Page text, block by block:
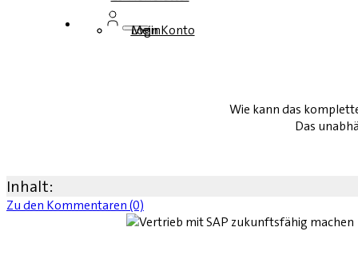
Login
Mein Konto
Wie kann das
Das
Inhalt:
Zu den Kommentaren (0)